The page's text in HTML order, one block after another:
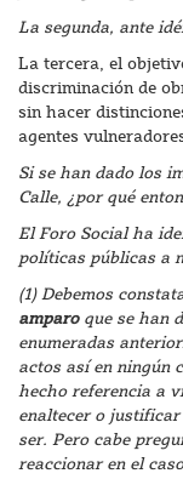
La segunda, ante
La tercera, el
discriminación de
sin hacer
agentes
Si se han dado los
Calle, ¿por qué
El Foro Social ha
políticas públicas a
(1) Debemos
amparoque se han
enumeradas
actos así en ningún
hecho referencia a
enaltecer o
ser. Pero cabe
reaccionar en el